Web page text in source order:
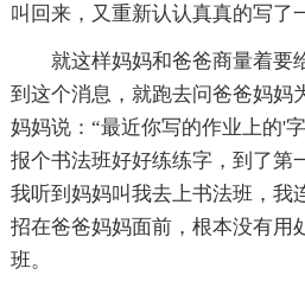
叫回来，又重新认认真真的写了
就这样妈妈和爸爸商量着要
到这个消息，就跑去问爸爸妈妈
妈妈说：“最近你写的作业上的'
报个书法班好好练练字，到了第
我听到妈妈叫我去上书法班，我
招在爸爸妈妈面前，根本没有用
班。